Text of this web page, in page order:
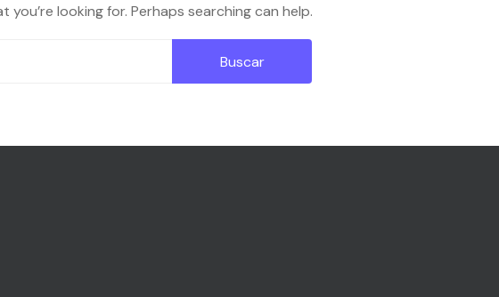
you’re looking for. Perhaps searching can help.